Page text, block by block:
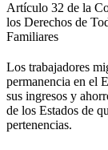
Artículo 32 de la
los Derechos de
Familiares
Los trabajadores
permanencia en el
sus ingresos y
de los Estados de
pertenencias.